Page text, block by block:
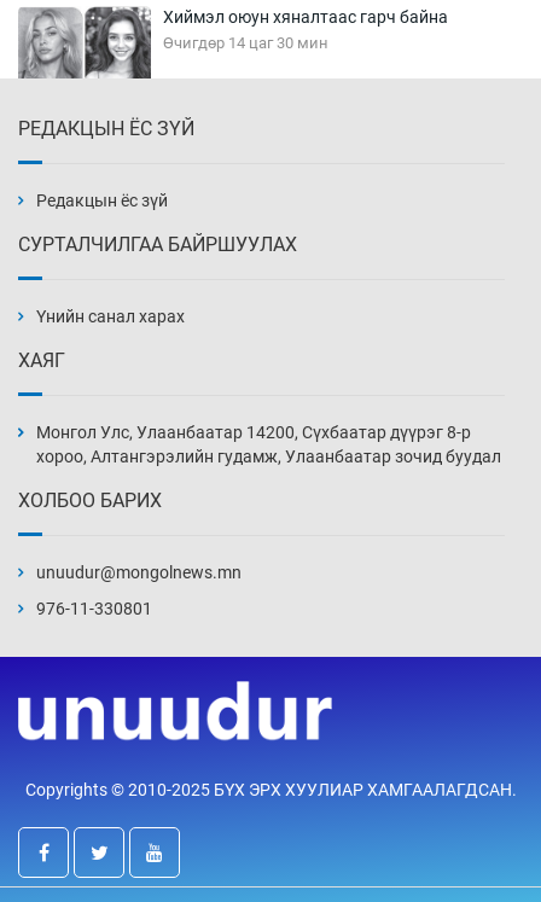
Хиймэл оюун хяналтаас гарч байна
Өчигдөр 14 цаг 30 мин
Өчигдөр 14 цаг 00 мин
нэмэгджээ
Өчигдөр 13 цаг 30 мин
Өчигдөр 13 цаг 00 мин
Өчигдөр 12 цаг 30 мин
үйлчилж буй гэв
Өчигдөр 12 цаг 00 мин
РЕДАКЦЫН ЁС ЗҮЙ
Редакцын ёс зүй
СУРТАЛЧИЛГАА БАЙРШУУЛАХ
Үнийн санал харах
ХАЯГ
Монгол Улс, Улаанбаатар 14200, Сүхбаатар дүүрэг 8-р
хороо, Алтангэрэлийн гудамж, Улаанбаатар зочид буудал
ХОЛБОО БАРИХ
unuudur@mongolnews.mn
976-11-330801
Copyrights © 2010-2025 БҮХ ЭРХ ХУУЛИАР ХАМГААЛАГДСАН.